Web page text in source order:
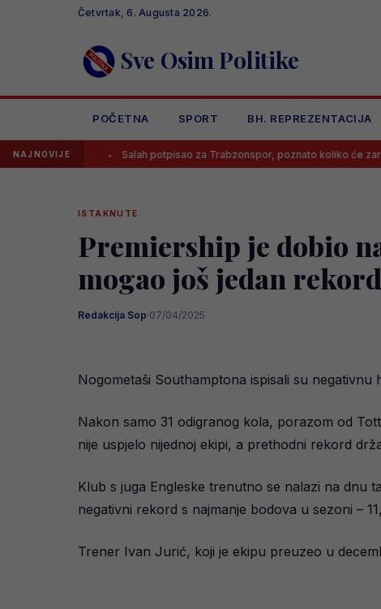
Četvrtak, 6. Augusta 2026.
Sve Osim Politike
POČETNA SPORT BH. REPREZENTACIJA
NAJNOVIJESalah potpisao za Trabzonspor, poznato koliko će zarađivati
ISTAKNUTE
Premiership je dobio
mogao još jedan
Redakcija Sop·07/04/2025
Nogometaši Southamptona ispisali su
Nakon samo 31 odigranog kola, porazom od
nije uspjelo nijednoj ekipi, a prethodni rekord
Klub s juga Engleske trenutno se nalazi na dnu
negativni rekord s najmanje bodova u sezoni –
Trener Ivan Jurić, koji je ekipu preuzeo u